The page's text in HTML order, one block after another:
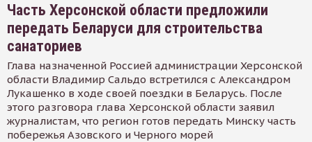
Часть Херсонской области предложили
передать Беларуси для строительства
санаториев
Глава назначенной Россией администрации Херсонской
области Владимир Сальдо встретился с Александром
Лукашенко в ходе своей поездки в Беларусь. После
этого разговора глава Херсонской области заявил
журналистам, что регион готов передать Минску часть
побережья Азовского и Черного морей